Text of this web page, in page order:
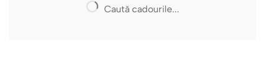
Caută cadourile...